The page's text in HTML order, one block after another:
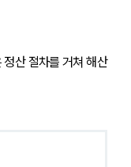
산 절차를 거쳐 해산